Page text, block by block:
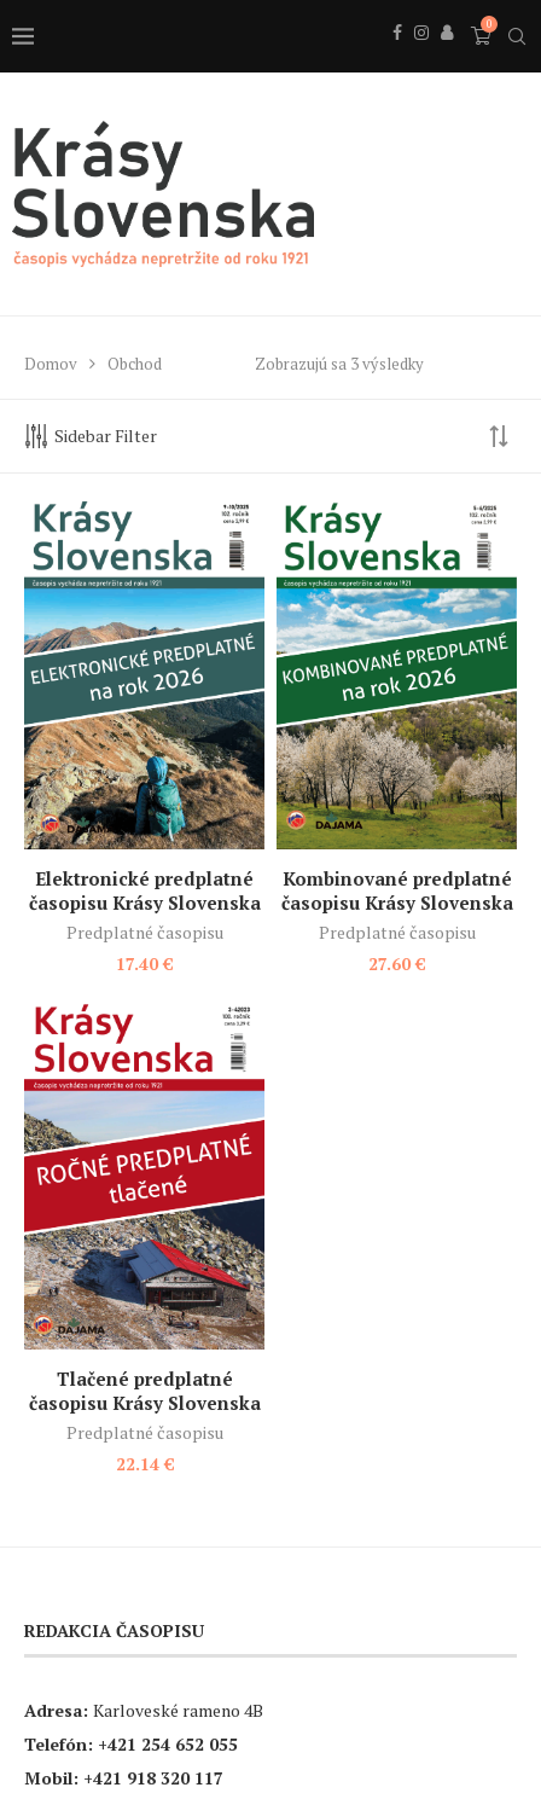
0
Domov Obchod Zobrazujú sa 3 výsledky
Sidebar Filter
Elektronické predplatné
časopisu Krásy Slovenska
Predplatné časopisu
17.40€
Kombinované predplatné
časopisu Krásy Slovenska
Predplatné časopisu
27.60€
Tlačené predplatné
časopisu Krásy Slovenska
Predplatné časopisu
22.14€
REDAKCIA ČASOPISU
Adresa: Karloveské rameno 4B
Telefón: +421 254 652 055
Mobil: +421 918 320 117